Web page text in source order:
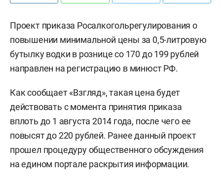
Проект приказа Росалкогольрегулирования о
повышении минимальной цены за 0,5-литровую
бутылку водки в рознице со 170 до 199 рублей
направлен на регистрацию в минюст РФ.
Как сообщает «Взгляд», такая цена будет
действовать с момента принятия приказа
вплоть до 1 августа 2014 года, после чего ее
повысят до 220 рублей. Ранее данный проект
прошел процедуру общественного обсуждения
на едином портале раскрытия информации.